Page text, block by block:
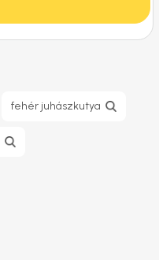
fehér juhászkutya